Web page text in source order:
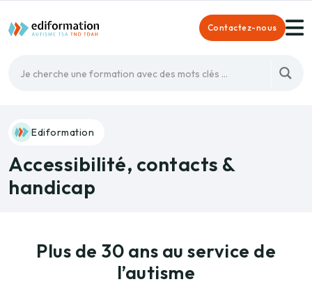
Contactez-nous
Ediformation
Accessibilité, contacts &
handicap
Plus de 30 ans au service de
l’autisme